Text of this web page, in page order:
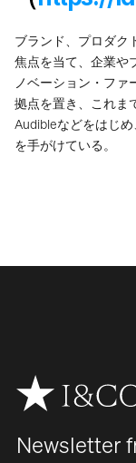
ブランド、プロダク
焦点を当て、企業や
ノベーション・ファ
拠点を置き、これま
Audibleなどをはじ
を手がけている。
Newsletter